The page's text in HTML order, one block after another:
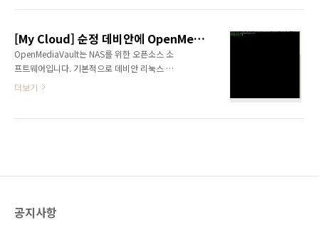
다. omv_1.17에는 순정 데비안에 OMV까지 설
치된 버전입니다. 아래와 같은 형태로 복사가 되
면 됩니다. md5 파일을 검증을 위한 파일이기
때문에 복사하지 않아도 됩니다. 그리고 SSH를
과 OMV 설치를 진행할 수 있습니다. 1. 순정 데
[My Cloud] 순정 데비안에 OpenMediaVault 설치하기
OpenMediaVault는 NAS를 위한 오픈소스 소
프트웨어입니다. 기본적으로 데비안 리눅스 환
경을 위해서 만들어졌습니다. 다양한 기능을 웹
후 OpenMediaVault를 설치할 수 있습니다. 1.
더보기
공지사항